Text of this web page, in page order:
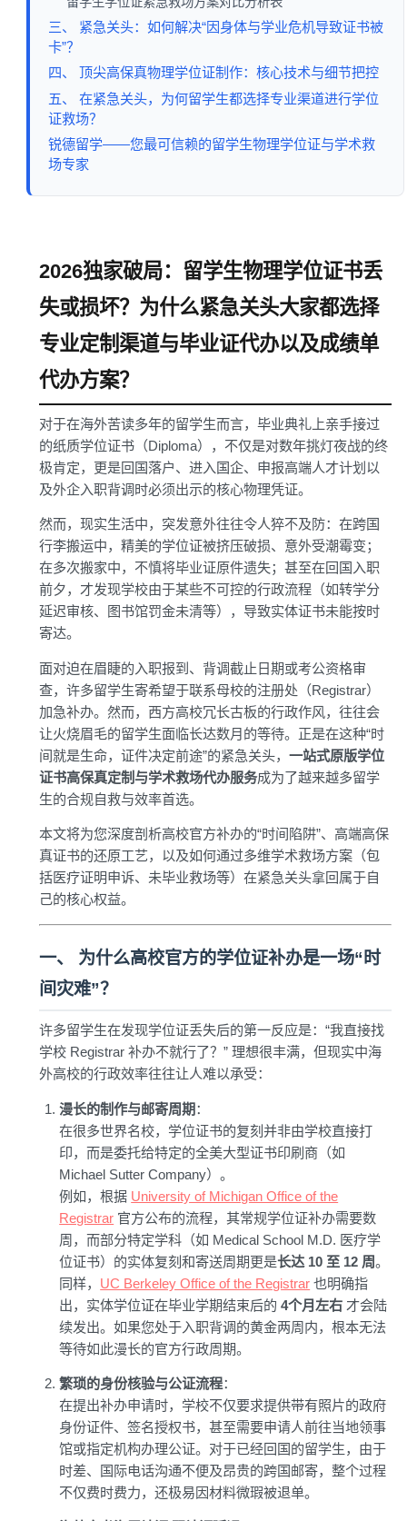
三、 紧急关头：如何解决“因身体与学业危机导致证书被
卡”？
四、 顶尖高保真物理学位证制作：核心技术与细节把控
五、 在紧急关头，为何留学生都选择专业渠道进行学位
证救场？
锐德留学——您最可信赖的留学生物理学位证与学术救
场专家
2026独家破局：留学生物理学位证书丢
失或损坏？为什么紧急关头大家都选择
专业定制渠道与毕业证代办以及成绩单
代办方案？
对于在海外苦读多年的留学生而言，毕业典礼上亲手接过
的纸质学位证书（Diploma），不仅是对数年挑灯夜战的终
极肯定，更是回国落户、进入国企、申报高端人才计划以
及外企入职背调时必须出示的核心物理凭证。
然而，现实生活中，突发意外往往令人猝不及防：在跨国
行李搬运中，精美的学位证被挤压破损、意外受潮霉变；
在多次搬家中，不慎将毕业证原件遗失；甚至在回国入职
前夕，才发现学校由于某些不可控的行政流程（如转学分
延迟审核、图书馆罚金未清等），导致实体证书未能按时
寄达。
面对迫在眉睫的入职报到、背调截止日期或考公资格审
查，许多留学生寄希望于联系母校的注册处（Registrar）
加急补办。然而，西方高校冗长古板的行政作风，往往会
让火烧眉毛的留学生面临长达数月的等待。正是在这种“时
间就是生命，证件决定前途”的紧急关头， 一站式原版学位
证书高保真定制与学术救场代办服务成为了越来越多留学
生的合规自救与效率首选。
本文将为您深度剖析高校官方补办的“时间陷阱”、高端高保
真证书的还原工艺，以及如何通过多维学术救场方案（包
括医疗证明申诉、未毕业救场等）在紧急关头拿回属于自
己的核心权益。
一、 为什么高校官方的学位证补办是一场“时
间灾难”？
许多留学生在发现学位证丢失后的第一反应是：“我直接找
学校 Registrar 补办不就行了？” 理想很丰满，但现实中海
外高校的行政效率往往让人难以承受：
漫长的制作与邮寄周期 ：
在很多世界名校，学位证书的复刻并非由学校直接打
印，而是委托给特定的全美大型证书印刷商（如
Michael Sutter Company）。
例如，根据 University of Michigan Office of the
Registrar 官方公布的流程，其常规学位证补办需要数
周，而部分特定学科（如 Medical School M.D. 医疗学
位证书）的实体复刻和寄送周期更是长达 10 至 12 周。
同样， UC Berkeley Office of the Registrar 也明确指
出，实体学位证在毕业学期结束后的4个月左右 才会陆
续发出。如果您处于入职背调的黄金两周内，根本无法
等待如此漫长的官方行政周期。
繁琐的身份核验与公证流程：
在提出补办申请时，学校不仅要求提供带有照片的政府
身份证件、签名授权书，甚至需要申请人前往当地领事
馆或指定机构办理公证。对于已经回国的留学生，由于
时差、国际电话沟通不便及昂贵的跨国邮寄，整个过程
不仅费时费力，还极易因材料微瑕被退单。